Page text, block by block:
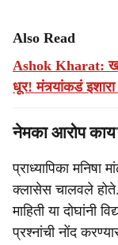
Also Read
Ashok Kharat:
धूर! मंत्र्यांकडं
नेमका आरोप
प्राध्यापिका मनिषा
क्लासेस चालवले होते.
माहिती या दोघांनी
प्रश्नांची नोंद